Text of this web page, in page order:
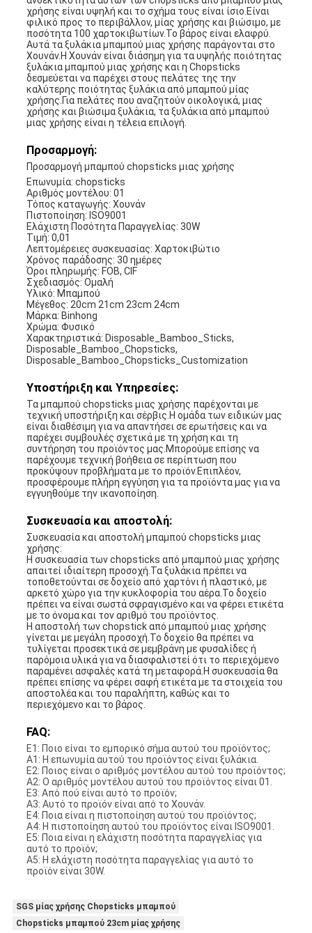
χρήσης είναι υψηλή και το σχήμα τους είναι ίσιο.Είναι
φιλικό προς το περιβάλλον, μίας χρήσης και βιώσιμο, με
ποσότητα 100 χαρτοκιβωτίων.Το βάρος είναι ελαφρύ.
Αυτά τα ξυλάκια μπαμπού μιας χρήσης παράγονται στο
Χουνάν.Η Χουνάν είναι διάσημη για τα υψηλής ποιότητας
ξυλάκια μπαμπού μιας χρήσης και η Chopsticks
δεσμεύεται να παρέχει στους πελάτες της την
καλύτερης ποιότητας ξυλάκια από μπαμπού μίας
χρήσης.Για πελάτες που αναζητούν οικολογικά, μιας
χρήσης και βιώσιμα ξυλάκια, τα ξυλάκια από μπαμπού
μιας χρήσης είναι η τέλεια επιλογή.
Προσαρμογή:
Προσαρμογή μπαμπού chopsticks μιας χρήσης
Επωνυμία: chopsticks
Αριθμός μοντέλου: 01
Τόπος καταγωγής: Χουνάν
Πιστοποίηση: ISO9001
Ελάχιστη Ποσότητα Παραγγελίας: 30W
Τιμή: 0,01
Λεπτομέρειες συσκευασίας: Χαρτοκιβώτιο
Χρόνος παράδοσης: 30 ημέρες
Όροι πληρωμής: FOB, CIF
Σχεδιασμός: Ομαλή
Υλικό: Μπαμπού
Μέγεθος: 20cm 21cm 23cm 24cm
Μάρκα: Binhong
Χρώμα: Φυσικό
Χαρακτηριστικά: Disposable_Bamboo_Sticks,
Disposable_Bamboo_Chopsticks,
Disposable_Bamboo_Chopsticks_Customization
Υποστήριξη και Υπηρεσίες:
Τα μπαμπού chopsticks μιας χρήσης παρέχονται με
τεχνική υποστήριξη και σέρβις.Η ομάδα των ειδικών μας
είναι διαθέσιμη για να απαντήσει σε ερωτήσεις και να
παρέχει συμβουλές σχετικά με τη χρήση και τη
συντήρηση του προϊόντος μας.Μπορούμε επίσης να
παρέχουμε τεχνική βοήθεια σε περίπτωση που
προκύψουν προβλήματα με το προϊόν.Επιπλέον,
προσφέρουμε πλήρη εγγύηση για τα προϊόντα μας για να
εγγυηθούμε την ικανοποίηση.
Συσκευασία και αποστολή:
Συσκευασία και αποστολή μπαμπού chopsticks μιας
χρήσης:
Η συσκευασία των chopsticks από μπαμπού μιας χρήσης
απαιτεί ιδιαίτερη προσοχή.Τα ξυλάκια πρέπει να
τοποθετούνται σε δοχείο από χαρτόνι ή πλαστικό, με
αρκετό χώρο για την κυκλοφορία του αέρα.Το δοχείο
πρέπει να είναι σωστά σφραγισμένο και να φέρει ετικέτα
με το όνομα και τον αριθμό του προϊόντος.
Η αποστολή των chopstick από μπαμπού μιας χρήσης
γίνεται με μεγάλη προσοχή.Το δοχείο θα πρέπει να
τυλίγεται προσεκτικά σε μεμβράνη με φυσαλίδες ή
παρόμοια υλικά για να διασφαλιστεί ότι το περιεχόμενο
παραμένει ασφαλές κατά τη μεταφορά.Η συσκευασία θα
πρέπει επίσης να φέρει σαφή ετικέτα με τα στοιχεία του
αποστολέα και του παραλήπτη, καθώς και το
περιεχόμενο και το βάρος.
FAQ:
Ε1: Ποιο είναι το εμπορικό σήμα αυτού του προϊόντος;
A1: Η επωνυμία αυτού του προϊόντος είναι ξυλάκια.
Ε2: Ποιος είναι ο αριθμός μοντέλου αυτού του προϊόντος;
A2: Ο αριθμός μοντέλου αυτού του προϊόντος είναι 01.
Ε3: Από πού είναι αυτό το προϊόν;
A3: Αυτό το προϊόν είναι από το Χουνάν.
Ε4: Ποια είναι η πιστοποίηση αυτού του προϊόντος;
A4: Η πιστοποίηση αυτού του προϊόντος είναι ISO9001.
Ε5: Ποια είναι η ελάχιστη ποσότητα παραγγελίας για
αυτό το προϊόν;
A5: Η ελάχιστη ποσότητα παραγγελίας για αυτό το
προϊόν είναι 30W.
SGS μίας χρήσης Chopsticks μπαμπού
Chopsticks μπαμπού 23cm μίας χρήσης